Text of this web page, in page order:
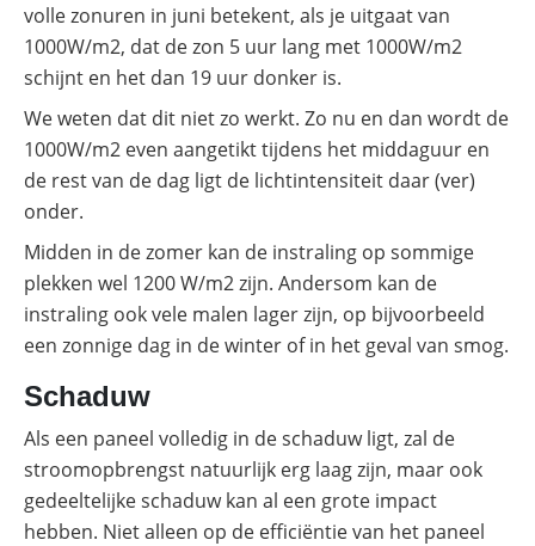
volle zonuren in juni betekent, als je uitgaat van
1000W/m2, dat de zon 5 uur lang met 1000W/m2
schijnt en het dan 19 uur donker is.
We weten dat dit niet zo werkt. Zo nu en dan wordt de
1000W/m2 even aangetikt tijdens het middaguur en
de rest van de dag ligt de lichtintensiteit daar (ver)
onder.
Midden in de zomer kan de instraling op sommige
plekken wel 1200 W/m2 zijn. Andersom kan de
instraling ook vele malen lager zijn, op bijvoorbeeld
een zonnige dag in de winter of in het geval van smog.
Schaduw
Als een paneel volledig in de schaduw ligt, zal de
stroomopbrengst natuurlijk erg laag zijn, maar ook
gedeeltelijke schaduw kan al een grote impact
hebben. Niet alleen op de efficiëntie van het paneel